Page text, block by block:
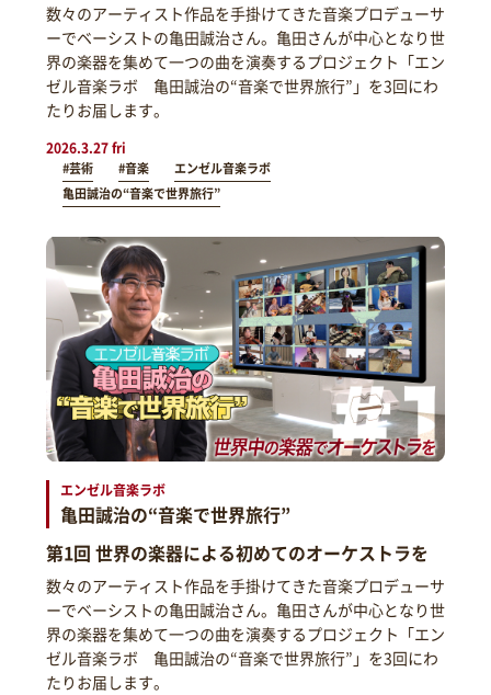
数々のアーティスト作品を手掛けてきた音楽プロデューサ
ーでベーシストの亀田誠治さん。亀田さんが中心となり世
界の楽器を集めて一つの曲を演奏するプロジェクト「エン
ゼル音楽ラボ 亀田誠治の“音楽で世界旅行”」を3回にわ
たりお届します。
2026.3.27 fri
#芸術 #音楽
エンゼル音楽ラボ
亀田誠治の“音楽で世界旅行”
エンゼル音楽ラボ
亀田誠治の“音楽で世界旅行”
第1回 世界の楽器による初めてのオーケストラを
数々のアーティスト作品を手掛けてきた音楽プロデューサ
ーでベーシストの亀田誠治さん。亀田さんが中心となり世
界の楽器を集めて一つの曲を演奏するプロジェクト「エン
ゼル音楽ラボ 亀田誠治の“音楽で世界旅行”」を3回にわ
たりお届します。